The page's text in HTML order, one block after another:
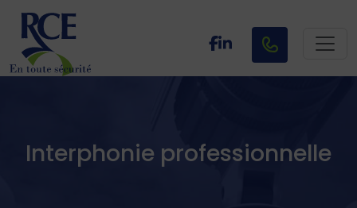
Interphonie professionnelle